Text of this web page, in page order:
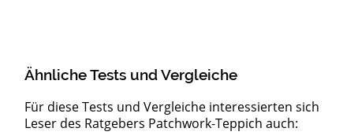
Ähnliche Tests und Vergleiche
Für diese Tests und Vergleiche interessierten sich
Leser des Ratgebers Patchwork-Teppich auch: